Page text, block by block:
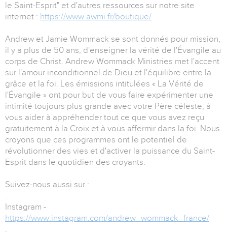
le Saint-Esprit" et d'autres ressources sur notre site
internet : https://www.awmi.fr/boutique/
Andrew et Jamie Wommack se sont donnés pour mission,
il y a plus de 50 ans, d'enseigner la vérité de l'Évangile au
corps de Christ. Andrew Wommack Ministries met l'accent
sur l'amour inconditionnel de Dieu et l'équilibre entre la
grâce et la foi. Les émissions intitulées « La Vérité de
l'Évangile » ont pour but de vous faire expérimenter une
intimité toujours plus grande avec votre Père céleste, à
vous aider à appréhender tout ce que vous avez reçu
gratuitement à la Croix et à vous affermir dans la foi. Nous
croyons que ces programmes ont le potentiel de
révolutionner des vies et d'activer la puissance du Saint-
Esprit dans le quotidien des croyants.
Suivez-nous aussi sur :
.
Instagram -
https://www.instagram.com/andrew_wommack_france/
.